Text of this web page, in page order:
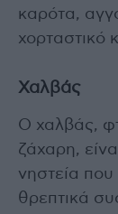
καρότα,
χορταστικό
Χαλβάς
Ο χαλβάς,
ζάχαρη,
νηστεία που
θρεπτικά